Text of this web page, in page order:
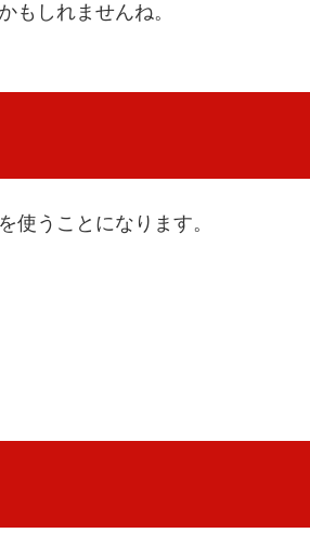
もしれませんね。
使うことになります。